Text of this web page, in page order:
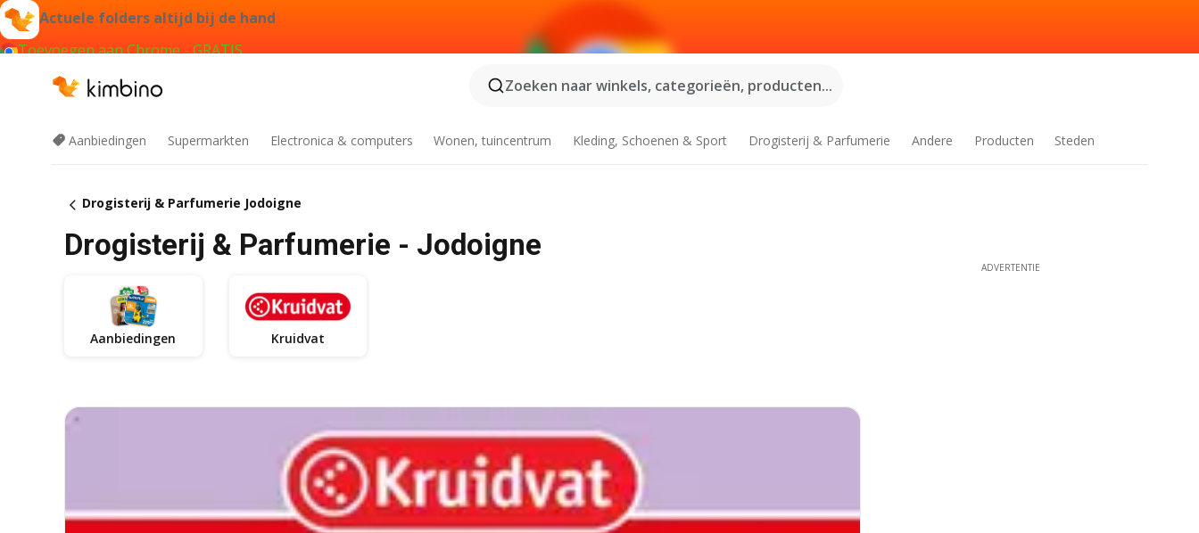
Actuele folders altijd bij de hand
Toevoegen aan Chrome - GRATIS
Zoeken naar winkels, categorieën, producten...
Aanbiedingen Supermarkten Electronica & computers Wonen, tuincentrum Kleding, Schoenen & Sport Drogisterij & Parfumerie Andere Producten Steden
Drogisterij & Parfumerie Jodoigne
Drogisterij & Parfumerie - Jodoigne
Aanbiedingen Kruidvat
ADVERTENTIE